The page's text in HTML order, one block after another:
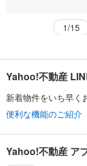
1/15
Yahoo!不動産
新着物件をいち早く
便利な機能のご紹介
Yahoo!不動産 ア